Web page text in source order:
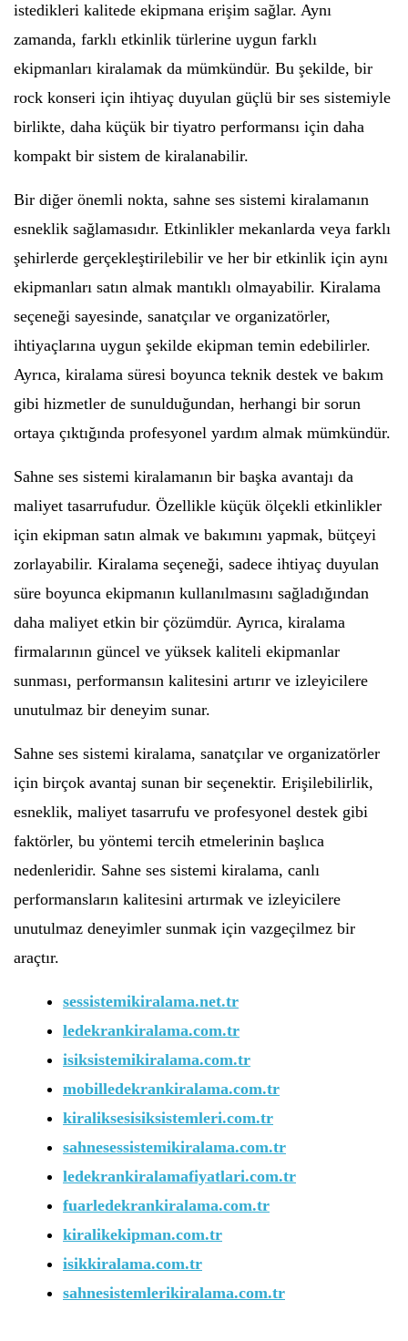
istedikleri kalitede ekipmana erişim sağlar. Aynı
zamanda, farklı etkinlik türlerine uygun farklı
ekipmanları kiralamak da mümkündür. Bu şekilde, bir
rock konseri için ihtiyaç duyulan güçlü bir ses sistemiyle
birlikte, daha küçük bir tiyatro performansı için daha
kompakt bir sistem de kiralanabilir.
Bir diğer önemli nokta, sahne ses sistemi kiralamanın
esneklik sağlamasıdır. Etkinlikler mekanlarda veya farklı
şehirlerde gerçekleştirilebilir ve her bir etkinlik için aynı
ekipmanları satın almak mantıklı olmayabilir. Kiralama
seçeneği sayesinde, sanatçılar ve organizatörler,
ihtiyaçlarına uygun şekilde ekipman temin edebilirler.
Ayrıca, kiralama süresi boyunca teknik destek ve bakım
gibi hizmetler de sunulduğundan, herhangi bir sorun
ortaya çıktığında profesyonel yardım almak mümkündür.
Sahne ses sistemi kiralamanın bir başka avantajı da
maliyet tasarrufudur. Özellikle küçük ölçekli etkinlikler
için ekipman satın almak ve bakımını yapmak, bütçeyi
zorlayabilir. Kiralama seçeneği, sadece ihtiyaç duyulan
süre boyunca ekipmanın kullanılmasını sağladığından
daha maliyet etkin bir çözümdür. Ayrıca, kiralama
firmalarının güncel ve yüksek kaliteli ekipmanlar
sunması, performansın kalitesini artırır ve izleyicilere
unutulmaz bir deneyim sunar.
Sahne ses sistemi kiralama, sanatçılar ve organizatörler
için birçok avantaj sunan bir seçenektir. Erişilebilirlik,
esneklik, maliyet tasarrufu ve profesyonel destek gibi
faktörler, bu yöntemi tercih etmelerinin başlıca
nedenleridir. Sahne ses sistemi kiralama, canlı
performansların kalitesini artırmak ve izleyicilere
unutulmaz deneyimler sunmak için vazgeçilmez bir
araçtır.
sessistemikiralama.net.tr
ledekrankiralama.com.tr
isiksistemikiralama.com.tr
mobilledekrankiralama.com.tr
kiraliksesisiksistemleri.com.tr
sahnesessistemikiralama.com.tr
ledekrankiralamafiyatlari.com.tr
fuarledekrankiralama.com.tr
kiralikekipman.com.tr
isikkiralama.com.tr
sahnesistemlerikiralama.com.tr